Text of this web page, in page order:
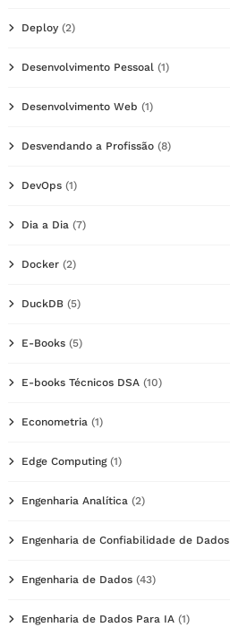
Deploy (2)
Desenvolvimento Pessoal (1)
Desenvolvimento Web (1)
Desvendando a Profissão (8)
DevOps (1)
Dia a Dia (7)
Docker (2)
DuckDB (5)
E-Books (5)
E-books Técnicos DSA (10)
Econometria (1)
Edge Computing(1)
Engenharia Analítica (2)
Engenharia de Confiabilidade de Dados
Engenharia de Dados (43)
Engenharia de Dados Para IA (1)